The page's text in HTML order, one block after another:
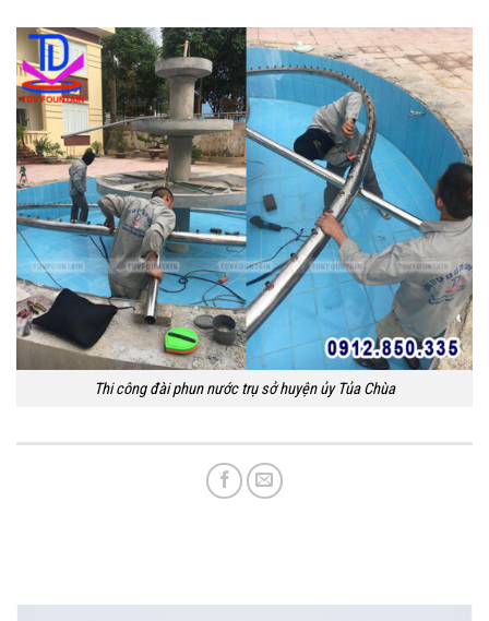
Thi công đài phun nước trụ sở huyện ủy Tủa Chùa